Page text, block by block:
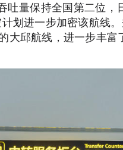
量保持全国第二位，
划进一步加密该航线
大邱航线，进一步丰富